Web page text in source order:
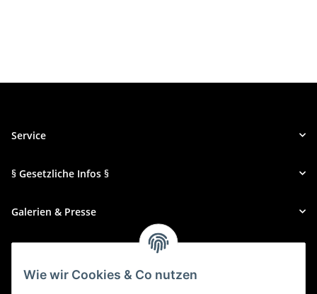
Wie wir Cookies & Co nutzen
Service
§ Gesetzliche Infos §
Galerien & Presse
Zahlungsmethoden